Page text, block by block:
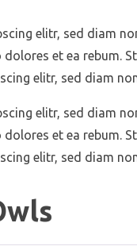
elitr, sed diam
et ea rebum.
elitr, sed diam
elitr, sed diam
et ea rebum.
elitr, sed diam